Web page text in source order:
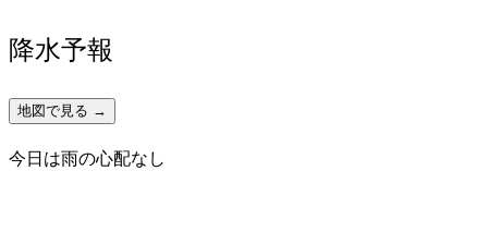
降水予報
地図で見る →
今日は雨の心配なし